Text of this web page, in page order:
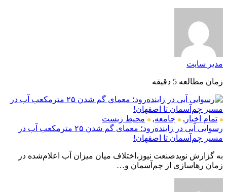
مدیر سایت
زمان مطالعه 5 دقیقه
تمام اخبار , جامعه,
محیط زیست
رسوایی آبی در زاینده‌رود؛ معمای گم شدن ۲۵ مترمکعب آب در
مسیر چم‌آسمان تا اصفهان!
به گزارش نویدصنعت نیوز،اختلاف میان میزان آب اعلام‌شده در
زمان رهاسازی از چم‌آسمان و…